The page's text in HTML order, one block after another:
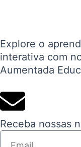
Explore o
interativa com
Aumentada
Receba nossas
Email